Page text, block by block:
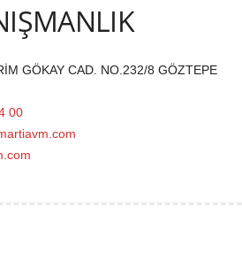
GÖKAY CAD. NO.232/8 GÖZTEPE
00